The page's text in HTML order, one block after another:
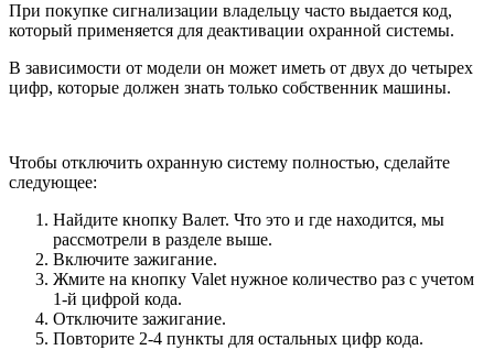
При покупке сигнализации владельцу часто выдается код,
который применяется для деактивации охранной системы.
В зависимости от модели он может иметь от двух до четырех
цифр, которые должен знать только собственник машины.
Чтобы отключить охранную систему полностью, сделайте
следующее:
Найдите кнопку Валет. Что это и где находится, мы
рассмотрели в разделе выше.
Включите зажигание.
Жмите на кнопку Valet нужное количество раз с учетом
1-й цифрой кода.
Отключите зажигание.
Повторите 2-4 пункты для остальных цифр кода.